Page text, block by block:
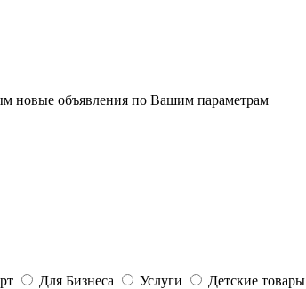
новые объявления по Вашим параметрам
Для Бизнеса Услуги Детские товары